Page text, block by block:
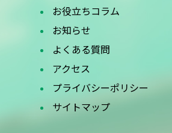
お役立ちコラム
お知らせ
よくある質問
アクセス
プライバシーポリシー
サイトマップ